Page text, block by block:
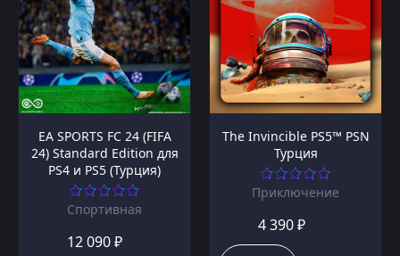
EA SPORTS FC 24 (FIFA
24) Standard Edition для
PS4 и PS5 (Турция)
Спортивная
12 090 ₽
The Invincible PS5™ PSN
Турция
Приключение
4 390 ₽